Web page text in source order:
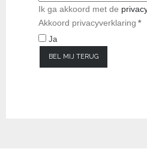
Ik ga akkoord met de
Akkoord privacyverklaring *
Ja
BEL MIJ TERUG